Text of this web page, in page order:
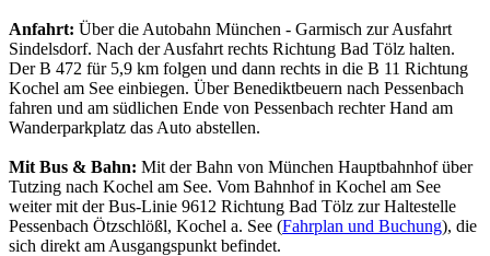
Anfahrt: Über die Autobahn München - Garmisch zur Ausfahrt
Sindelsdorf. Nach der Ausfahrt rechts Richtung Bad Tölz halten.
Der B 472 für 5,9 km folgen und dann rechts in die B 11 Richtung
Kochel am See einbiegen. Über Benediktbeuern nach Pessenbach
fahren und am südlichen Ende von Pessenbach rechter Hand am
Wanderparkplatz das Auto abstellen.
Mit Bus & Bahn: Mit der Bahn von München Hauptbahnhof über
Tutzing nach Kochel am See. Vom Bahnhof in Kochel am See
weiter mit der Bus-Linie 9612 Richtung Bad Tölz zur Haltestelle
Pessenbach Ötzschlößl, Kochel a. See (Fahrplan und Buchung), die
sich direkt am Ausgangspunkt befindet.